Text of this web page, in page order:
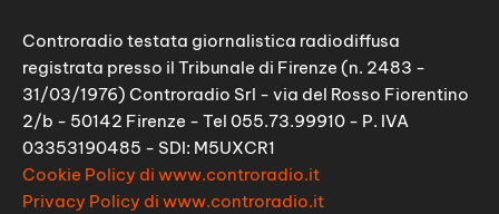
Controradio testata giornalistica radiodiffusa
registrata presso il Tribunale di Firenze (n. 2483 -
31/03/1976) Controradio Srl - via del Rosso Fiorentino
2/b - 50142 Firenze - Tel 055.73.99910 - P. IVA
03353190485 - SDI: M5UXCR1
Cookie Policy di www.controradio.it
Privacy Policy di www.controradio.it